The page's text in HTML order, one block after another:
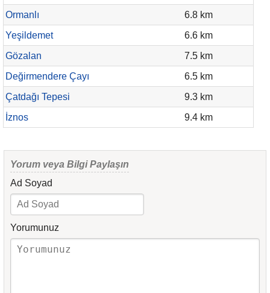
Ormanlı
6.8 km
Yeşildemet
6.6 km
Gözalan
7.5 km
Değirmendere Çayı
6.5 km
Çatdağı Tepesi
9.3 km
İznos
9.4 km
Yorum veya Bilgi Paylaşın
Ad Soyad
Yorumunuz